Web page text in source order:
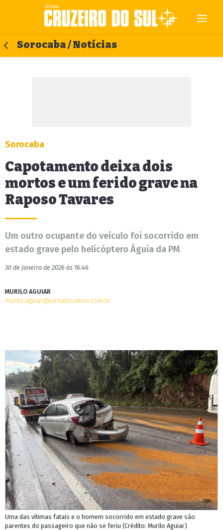
Sorocaba / Notícias
Sorocaba
Capotamento deixa dois
mortos e um ferido grave na
Raposo Tavares
Um outro ocupante do veículo foi socorrido em
estado grave pelo helicóptero Águia da PM
30 de Janeiro de 2026 às 16:46
MURILO AGUIAR
murilo.aguiar@jornalcruzeiro.com.br
Uma das vítimas fatais e o homem socorrido em estado grave são
parentes do passageiro que não se feriu (Crédito: Murilo Aguiar)